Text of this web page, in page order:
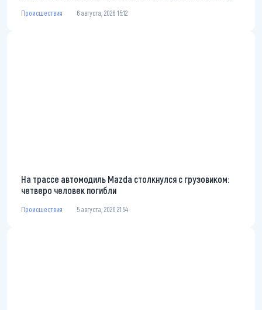
Происшествия 6 августа, 2026 15:12
На трассе автомодиль Mazda столкнулся с грузовиком:
четверо человек погибли
Происшествия 5 августа, 2026 21:54